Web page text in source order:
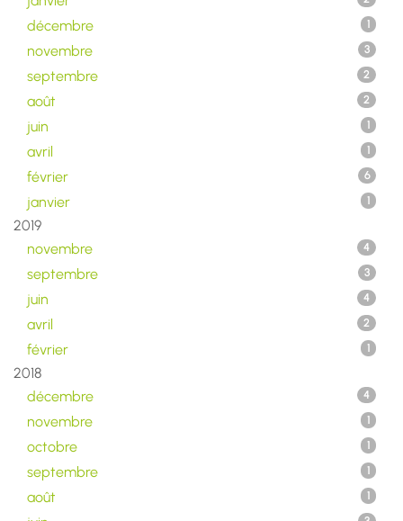
décembre 1
novembre 3
septembre 2
août 2
juin 1
avril 1
février 6
janvier 1
2019
novembre
4
septembre 3
juin 4
avril 2
février 1
2018
décembre
4
novembre 1
octobre 1
septembre 1
août 1